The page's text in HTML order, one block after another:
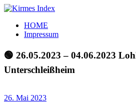
Zum
springen
Kirmes
Index
Tourpläne
der
letzten
Jahre
HOME
Impressum
🟢 26.05.2023 – 04.06.2023
Unterschleißheim
26. Mai 2023